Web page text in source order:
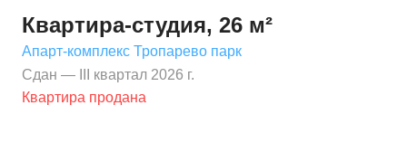
Квартира-студия, 26 м²
Апарт-комплекс Тропарево парк
Сдан — III квартал 2026 г.
Квартира продана